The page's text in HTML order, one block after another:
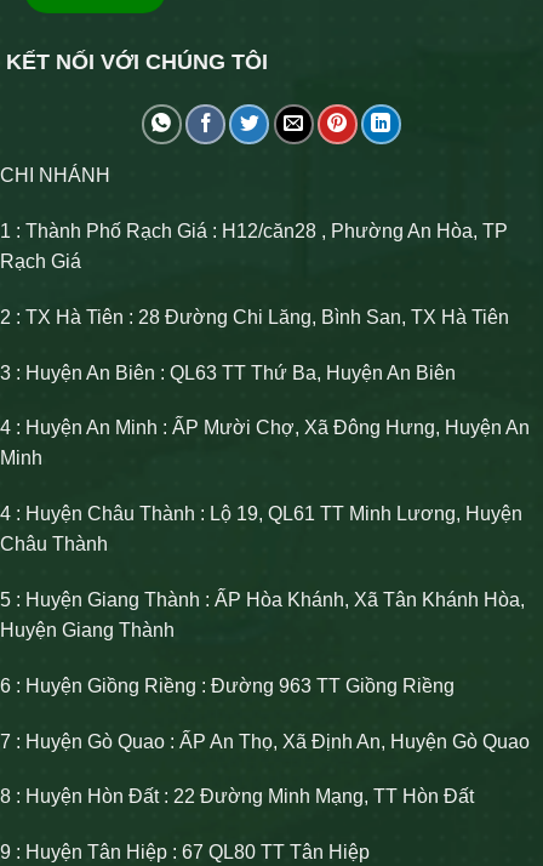
KẾT NỐI VỚI CHÚNG TÔI
CHI NHÁNH
1 : Thành Phố Rạch Giá : H12/căn28 , Phường An Hòa, TP
Rạch Giá
2 : TX Hà Tiên : 28 Đường Chi Lăng, Bình San, TX Hà Tiên
3 : Huyện An Biên : QL63 TT Thứ Ba, Huyện An Biên
4 : Huyện An Minh : ẤP Mười Chợ, Xã Đông Hưng, Huyện An
Minh
4 : Huyện Châu Thành : Lộ 19, QL61 TT Minh Lương, Huyện
Châu Thành
5 : Huyện Giang Thành : ẤP Hòa Khánh, Xã Tân Khánh Hòa,
Huyện Giang Thành
6 : Huyện Giồng Riềng : Đường 963 TT Giồng Riềng
7 : Huyện Gò Quao : ẤP An Thọ, Xã Định An, Huyện Gò Quao
8 : Huyện Hòn Đất : 22 Đường Minh Mạng, TT Hòn Đất
9 : Huyện Tân Hiệp : 67 QL80 TT Tân Hiệp